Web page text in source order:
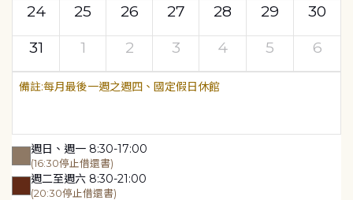
24
25 26 27 28 29
30
31
1 2 3 4 5 6
每月最後一週之週四、國定假日休館
週日、週一 8:30-17:00
(16:30停止借還書)
週二至週六 8:30-21:00
(20:30停止借還書)